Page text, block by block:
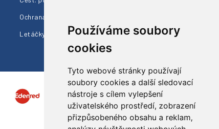
Používáme soubory
cookies
Tyto webové stránky používají
soubory cookies a další sledovací
nástroje s cílem vylepšení
uživatelského prostředí, zobrazení
přizpůsobeného obsahu a reklam,
Ochrana údajů
Letáčky ke stažení